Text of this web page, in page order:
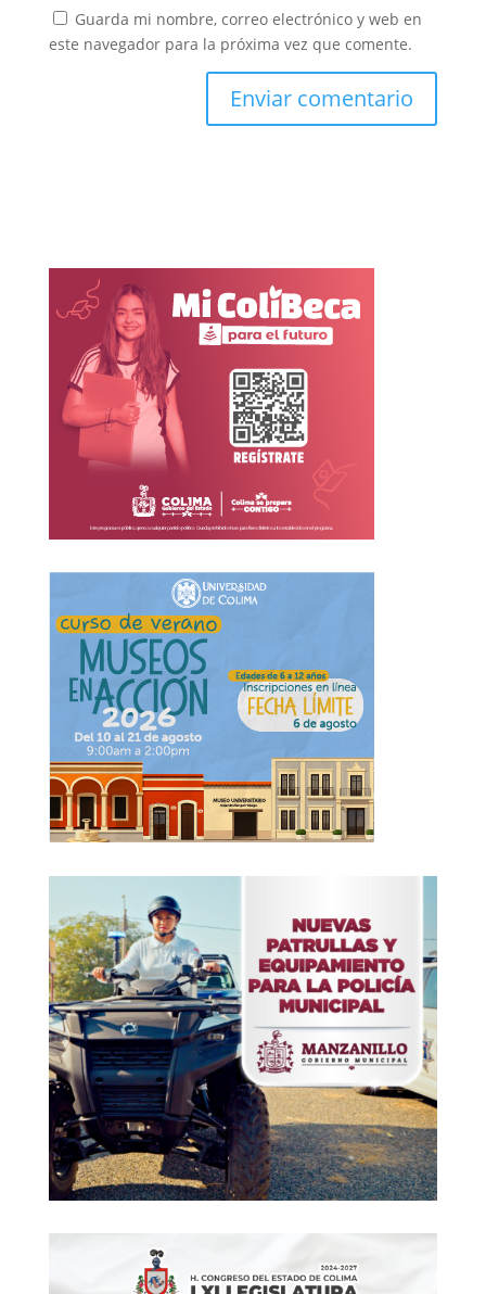
Guarda mi nombre, correo electrónico y web en
este navegador para la próxima vez que comente.